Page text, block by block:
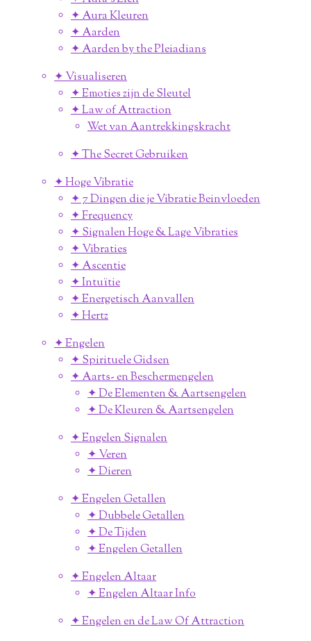
✦ Aura Kleuren
✦ Aarden
✦ Aarden by the Pleiadians
✦ Visualiseren
✦ Emoties zijn de Sleutel
✦ Law of Attraction
Wet van Aantrekkingskracht
✦ The Secret Gebruiken
✦ Hoge Vibratie
✦ 7 Dingen die je Vibratie Beinvloeden
✦ Frequency
✦ Signalen Hoge & Lage Vibraties
✦ Vibraties
✦ Ascentie
✦ Intuïtie
✦ Energetisch Aanvallen
✦ Hertz
✦ Engelen
✦ Spirituele Gidsen
✦ Aarts- en Beschermengelen
✦ De Elementen & Aartsengelen
✦ De Kleuren & Aartsengelen
✦ Engelen Signalen
✦ Veren
✦ Dieren
✦ Engelen Getallen
✦ Dubbele Getallen
✦ De Tijden
✦ Engelen Getallen
✦ Engelen Altaar
✦ Engelen Altaar Info
✦ Engelen en de Law Of Attraction